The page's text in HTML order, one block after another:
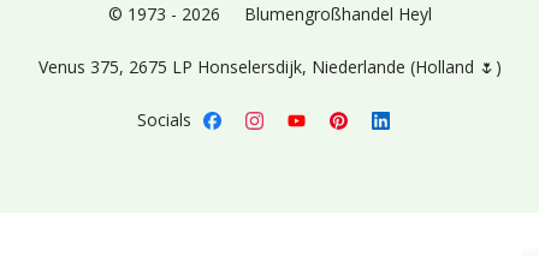
© 1973 - 2026 Blumengroßhandel Heyl
Venus 375, 2675 LP Honselersdijk, Niederlande (Holland 🌷)
Socials